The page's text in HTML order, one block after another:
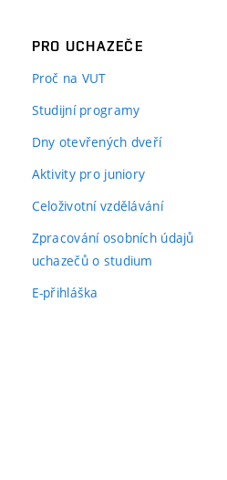
PRO UCHAZEČE
Proč na VUT
Studijní programy
Dny otevřených dveří
Aktivity pro juniory
Celoživotní vzdělávání
Zpracování osobních údajů
uchazečů o studium
E-přihláška